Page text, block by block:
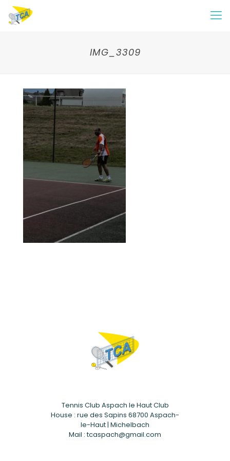
IMG_3309
Tennis Club Aspach le Haut Club
House : rue des Sapins 68700 Aspach-
le-Haut | Michelbach
Mail : tcaspach@gmail.com